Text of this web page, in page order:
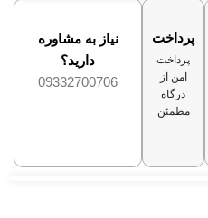
طراحی ارگونومیکی برای
خسته نشدن دستان شما
هنگام کار با موس در مدت
زمان طولانی
سیستم عامل ویندوز
پرداخت
پرداخت
امن از
درگاه
مطمئن
نیاز به مشاوره
دارید؟
09332700706